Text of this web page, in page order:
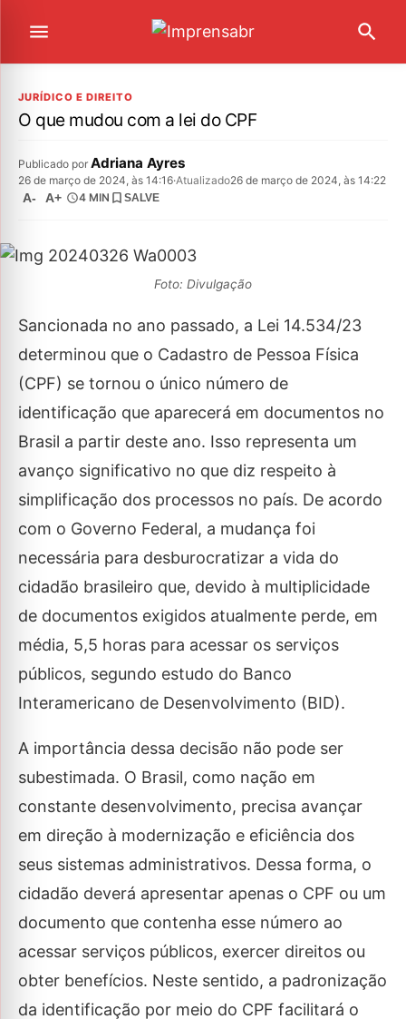
JURÍDICO E DIREITO
O que mudou com a lei do CPF
Publicado por Adriana Ayres
26 de março de 2024, às 14:16·Atualizado26 de março de 2024, às 14:22
A- A+ 4 MIN SALVE
Foto: Divulgação
Sancionada no ano passado, a Lei 14.534/23
determinou que o Cadastro de Pessoa Física
(CPF) se tornou o único número de
identificação que aparecerá em documentos no
Brasil a partir deste ano. Isso representa um
avanço significativo no que diz respeito à
simplificação dos processos no país. De acordo
com o Governo Federal, a mudança foi
necessária para desburocratizar a vida do
cidadão brasileiro que, devido à multiplicidade
de documentos exigidos atualmente perde, em
média, 5,5 horas para acessar os serviços
públicos, segundo estudo do Banco
Interamericano de Desenvolvimento (BID).
A importância dessa decisão não pode ser
subestimada. O Brasil, como nação em
constante desenvolvimento, precisa avançar
em direção à modernização e eficiência dos
seus sistemas administrativos. Dessa forma, o
cidadão deverá apresentar apenas o CPF ou um
documento que contenha esse número ao
acessar serviços públicos, exercer direitos ou
obter benefícios. Neste sentido, a padronização
da identificação por meio do CPF facilitará o